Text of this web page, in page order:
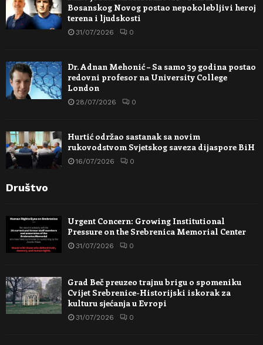
Bosanskog Novog postao nepokolebljivi heroj
terena i ljudskosti
31/07/2026 0
Dr. Adnan Mehonić – Sa samo 39 godina postao
redovni profesor na University College
London
28/07/2026 0
Hurtić održao sastanak sa novim
rukovodstvom Svjetskog saveza dijaspore BiH
16/07/2026 0
Društvo
Urgent Concern: Growing Institutional
Pressure on the Srebrenica Memorial Center
31/07/2026 0
Grad Beč preuzeo trajnu brigu o spomeniku
Cvijet Srebrenice-Historijski iskorak za
kulturu sjećanja u Evropi
31/07/2026 0